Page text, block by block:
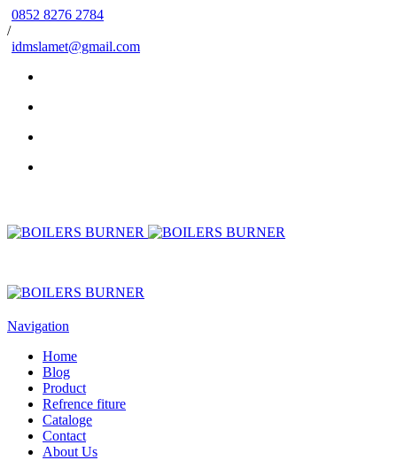
0852 8276 2784
/
idmslamet@gmail.com
Navigation
Home
Blog
Product
Refrence fiture
Cataloge
Contact
About Us